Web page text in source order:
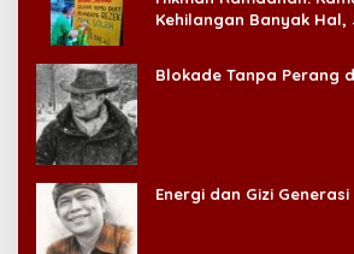
Kehilangan Banyak
Blokade Tanpa Perang
Energi dan Gizi Generasi